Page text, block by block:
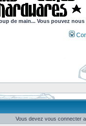
de main... Vous pouvez
Vous devez vous connecter